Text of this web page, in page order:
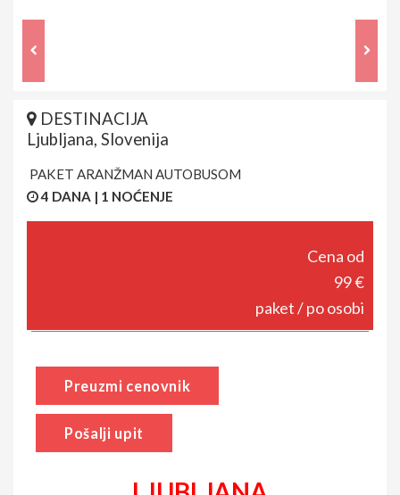
DESTINACIJA
Ljubljana, Slovenija
PAKET ARANŽMAN AUTOBUSOM
4 DANA | 1 NOĆENJE
Cena od
99 €
paket / po osobi
Preuzmi cenovnik
Pošalji upit